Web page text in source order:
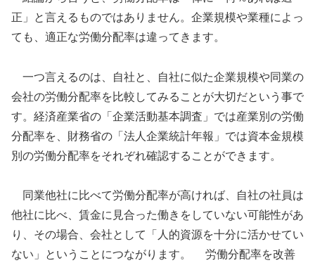
正」と言えるものではありません。企業規模や業種によっ
ても、適正な労働分配率は違ってきます。
一つ言えるのは、自社と、自社に似た企業規模や同業の
会社の労働分配率を比較してみることが大切だという事で
す。経済産業省の「企業活動基本調査」では産業別の労働
分配率を、財務省の「法人企業統計年報」では資本金規模
別の労働分配率をそれぞれ確認することができます。
同業他社に比べて労働分配率が高ければ、自社の社員は
他社に比べ、賃金に見合った働きをしていない可能性があ
り、その場合、会社として「人的資源を十分に活かせてい
ない」ということにつながります。 労働分配率を改善